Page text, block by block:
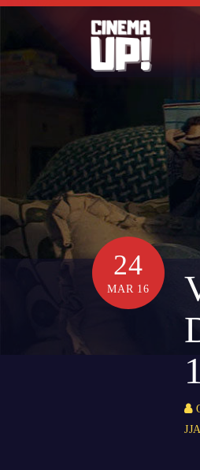
Skip
content
24
MAR 16